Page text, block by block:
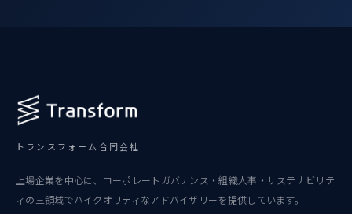
トランスフォーム合同会社
上場企業を中心に、コーポレートガバナンス・組織人事・サステナビリテ
ィの三領域でハイクオリティなアドバイザリーを提供しています。